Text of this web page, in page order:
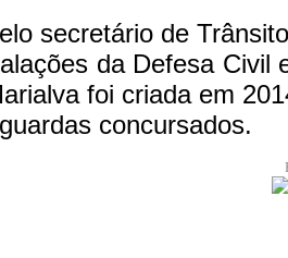
secretário de
da Defesa
foi criada em
concursados.